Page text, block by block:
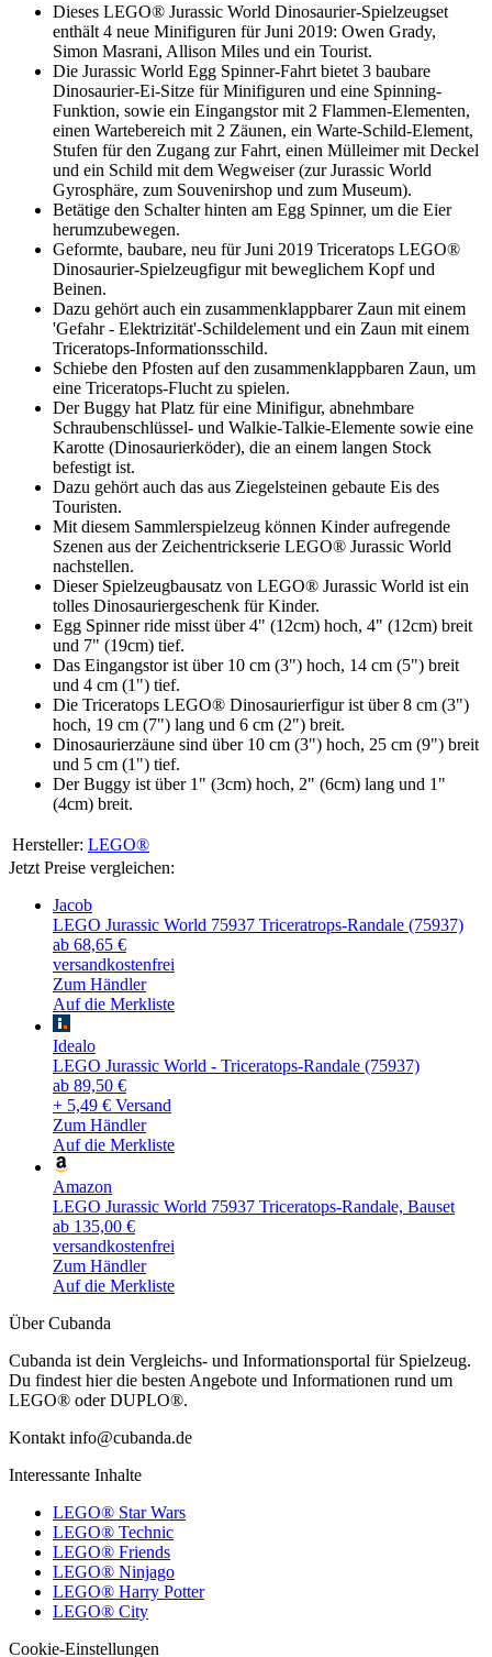
Dieses LEGO® Jurassic World Dinosaurier-Spielzeugset
enthält 4 neue Minifiguren für Juni 2019: Owen Grady,
Simon Masrani, Allison Miles und ein Tourist.
Die Jurassic World Egg Spinner-Fahrt bietet 3 baubare
Dinosaurier-Ei-Sitze für Minifiguren und eine Spinning-
Funktion, sowie ein Eingangstor mit 2 Flammen-Elementen,
einen Wartebereich mit 2 Zäunen, ein Warte-Schild-Element,
Stufen für den Zugang zur Fahrt, einen Mülleimer mit Deckel
und ein Schild mit dem Wegweiser (zur Jurassic World
Gyrosphäre, zum Souvenirshop und zum Museum).
Betätige den Schalter hinten am Egg Spinner, um die Eier
herumzubewegen.
Geformte, baubare, neu für Juni 2019 Triceratops LEGO®
Dinosaurier-Spielzeugfigur mit beweglichem Kopf und
Beinen.
Dazu gehört auch ein zusammenklappbarer Zaun mit einem
'Gefahr - Elektrizität'-Schildelement und ein Zaun mit einem
Triceratops-Informationsschild.
Schiebe den Pfosten auf den zusammenklappbaren Zaun, um
eine Triceratops-Flucht zu spielen.
Der Buggy hat Platz für eine Minifigur, abnehmbare
Schraubenschlüssel- und Walkie-Talkie-Elemente sowie eine
Karotte (Dinosaurierköder), die an einem langen Stock
befestigt ist.
Dazu gehört auch das aus Ziegelsteinen gebaute Eis des
Touristen.
Mit diesem Sammlerspielzeug können Kinder aufregende
Szenen aus der Zeichentrickserie LEGO® Jurassic World
nachstellen.
Dieser Spielzeugbausatz von LEGO® Jurassic World ist ein
tolles Dinosauriergeschenk für Kinder.
Egg Spinner ride misst über 4" (12cm) hoch, 4" (12cm) breit
und 7" (19cm) tief.
Das Eingangstor ist über 10 cm (3") hoch, 14 cm (5") breit
und 4 cm (1") tief.
Die Triceratops LEGO® Dinosaurierfigur ist über 8 cm (3")
hoch, 19 cm (7") lang und 6 cm (2") breit.
Dinosaurierzäune sind über 10 cm (3") hoch, 25 cm (9") breit
und 5 cm (1") tief.
Der Buggy ist über 1" (3cm) hoch, 2" (6cm) lang und 1"
(4cm) breit.
Hersteller: LEGO®
Jetzt Preise vergleichen:
Jacob
LEGO Jurassic World 75937 Triceratrops-Randale (75937)
ab 68,65 €
versandkostenfrei
Zum Händler
Auf die Merkliste
Idealo
LEGO Jurassic World - Triceratops-Randale (75937)
ab 89,50 €
+ 5,49 € Versand
Zum Händler
Auf die Merkliste
Amazon
LEGO Jurassic World 75937 Triceratops-Randale, Bauset
ab 135,00 €
versandkostenfrei
Zum Händler
Auf die Merkliste
Über Cubanda
Cubanda ist dein Vergleichs- und Informationsportal für Spielzeug.
Du findest hier die besten Angebote und Informationen rund um
LEGO® oder DUPLO®.
Kontakt info@cubanda.de
Interessante Inhalte
LEGO® Star Wars
LEGO® Technic
LEGO® Friends
LEGO® Ninjago
LEGO® Harry Potter
LEGO® City
Cookie-Einstellungen